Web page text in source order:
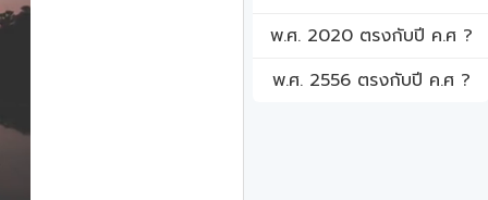
พ.ศ. 2020 ตรงกับปี ค.ศ ?
พ.ศ. 2556 ตรงกับปี ค.ศ ?